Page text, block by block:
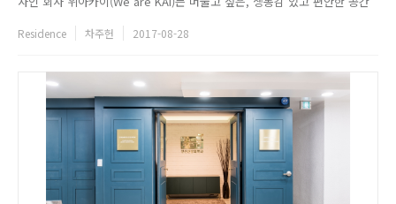
등의 저자로 유명한 노태린 대표를 필두로 한 위아카이는 항상 공간 사용자
Residence 차주헌 2017-08-28